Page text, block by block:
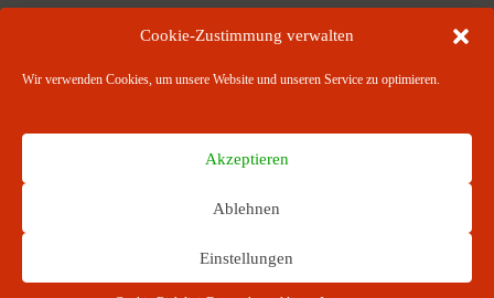
Cookie-Zustimmung verwalten
Wir verwenden Cookies, um unsere Website und unseren Service zu optimieren.
Akzeptieren
Ablehnen
Einstellungen
RICHARD BOORBERG VERLAG · Stuttgart ·
München · Hannover · Berlin ­· Weimar · Dresden